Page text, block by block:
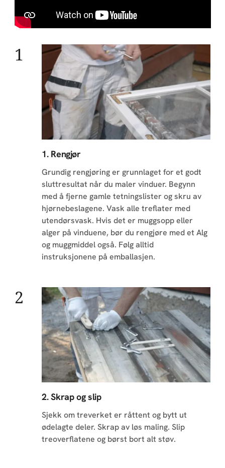
1. Rengjør
Grundig rengjøring er grunnlaget for et godt
sluttresultat når du maler vinduer. Begynn
med å fjerne gamle tetningslister og skru av
hjørnebeslagene. Vask alle treflater med
utendørsvask. Hvis det er muggsopp eller
alger på vinduene, bør du rengjøre med et Alg
og muggmiddel også. Følg alltid
instruksjonene på emballasjen.
2. Skrap og slip
Sjekk om treverket er råttent og bytt ut
ødelagte deler. Skrap av løs maling. Slip
treoverflatene og børst bort alt støv.